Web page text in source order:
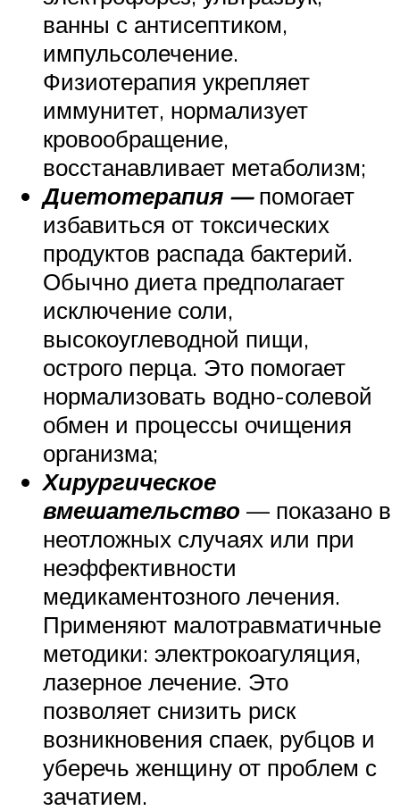
ванны с антисептиком,
импульсолечение.
Физиотерапия укрепляет
иммунитет, нормализует
кровообращение,
восстанавливает метаболизм;
Диетотерапия —помогает
избавиться от токсических
продуктов распада бактерий.
Обычно диета предполагает
исключение соли,
высокоуглеводной пищи,
острого перца. Это помогает
нормализовать водно-солевой
обмен и процессы очищения
организма;
Хирургическое
вмешательство — показано в
неотложных случаях или при
неэффективности
медикаментозного лечения.
Применяют малотравматичные
методики: электрокоагуляция,
лазерное лечение. Это
позволяет снизить риск
возникновения спаек, рубцов и
уберечь женщину от проблем с
зачатием.